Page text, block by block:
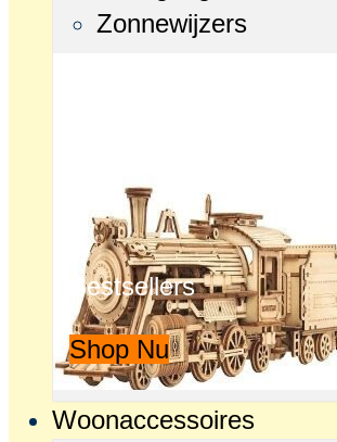
Zonnewijzers
Bestsellers
Shop Nu
Woonaccessoires